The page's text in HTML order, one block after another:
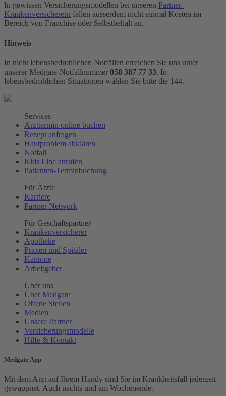
In gewissen Versicherungsmodellen bei unseren Partner-
Krankenversicherern fallen ausserdem nicht einmal Kosten im
Bereich von Franchise oder Selbstbehalt an.
Hinweis
In nicht lebensbedrohlichen Notfällen erreichen Sie uns unter
unserer Medgate-Notfallnummer 058 387 77 33. In
lebensbedrohlichen Situationen wählen Sie bitte die 144.
Services
Arzttermin online buchen
Rezept anfragen
Hautproblem abklären
Notfall
Kids Line anrufen
Patienten-Terminbuchung
Für Ärzte
Karriere
Partner Network
Für Geschäftspartner
Krankenversicherer
Apotheke
Praxen und Spitäler
Kantone
Arbeitgeber
Über uns
Über Medgate
Offene Stellen
Medien
Unsere Partner
Versicherungsmodelle
Hilfe & Kontakt
Medgate App
Mit dem Arzt auf Ihrem Handy sind Sie im Krankheitsfall jederzeit
gewappnet. Auch nachts und am Wochenende.